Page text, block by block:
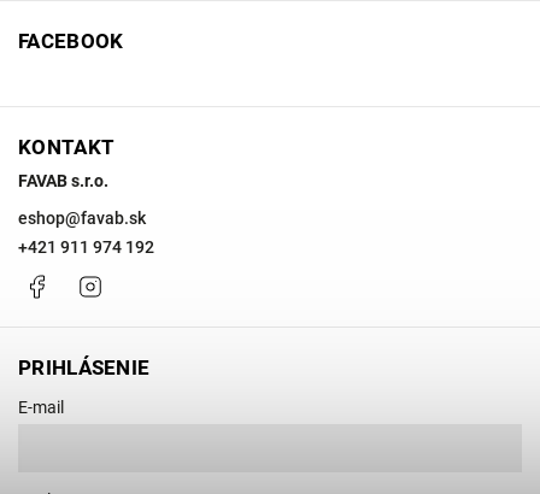
FACEBOOK
KONTAKT
FAVAB s.r.o.
eshop@favab.sk
+421 911 974 192
Facebook
PRIHLÁSENIE
E-mail